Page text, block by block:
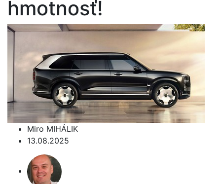
hmotnosť!
Miro MIHÁLIK
13.08.2025